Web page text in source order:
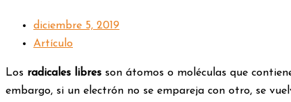
diciembre 5, 2019
Artículo
Los radicales libres son átomos o moléculas que
embargo, si un electrón no se empareja con otro, se